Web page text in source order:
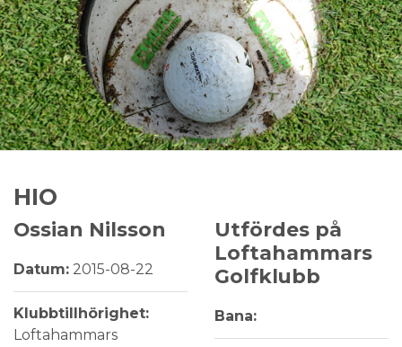
HIO
Ossian Nilsson
Datum: 2015-08-22
Klubbtillhörighet:
Loftahammars
Utfördes på
Loftahammars
Golfklubb
Bana: